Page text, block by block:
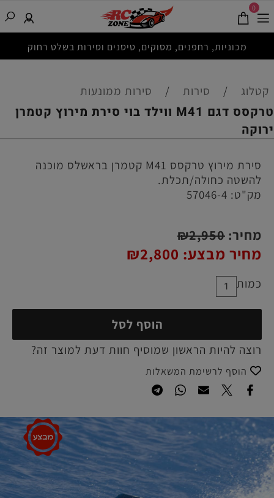
מכוניות, רחפנים, מסוקים, טיסנים וסירות בשלט רחוק
0
קטלוג / סירות / סירות ממונעות
טרקסס דגם M41 ווילד בוי סירת מירוץ קטמרן
ירוקה
סירת מירוץ טרקסס M41 קטמרן בראשלס מוכנה
להשטה כחולה/תכלת.
מק"ט: 57046-4
מחיר: ₪2,950
מחיר מבצע: ₪2,800
כמות
הוסף לסל
רוצה להיות הראשון שמוסיף חוות דעת למוצר זה?
הוסף לרשימת המשאלות